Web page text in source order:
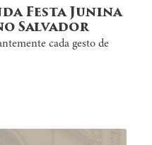
Festa Junina
Salvador
cada gesto de